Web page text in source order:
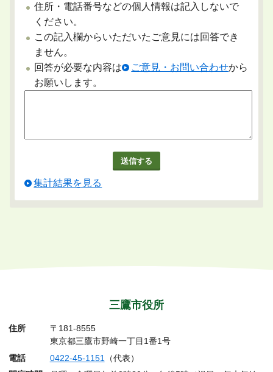
住所・電話番号などの個人情報は記入しないで
ください。
この記入欄からいただいたご意見には回答でき
ません。
回答が必要な内容は
ご意見・お問い合わせから
お願いします。
集計結果を見る
三鷹市役所
住所
〒181-8555
東京都三鷹市野崎一丁目1番1号
電話
0422-45-1151
（代表）